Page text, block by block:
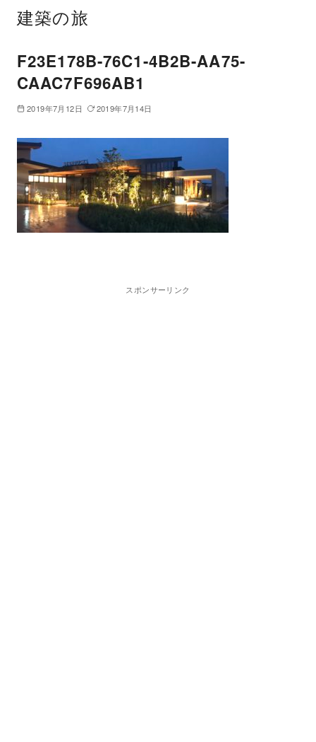
建築の旅
F23E178B-76C1-4B2B-AA75-
CAAC7F696AB1
2019年7月12日 2019年7月14日
スポンサーリンク